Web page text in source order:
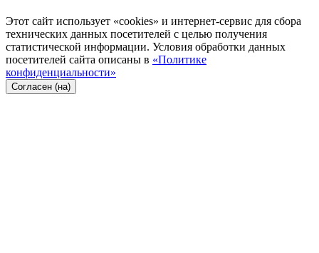
Этот сайт использует «cookies» и интернет-сервис для сбора
технических данных посетителей с целью получения
статистической информации. Условия обработки данных
посетителей сайта описаны в «Политике
конфиденциальности»
Согласен (на)